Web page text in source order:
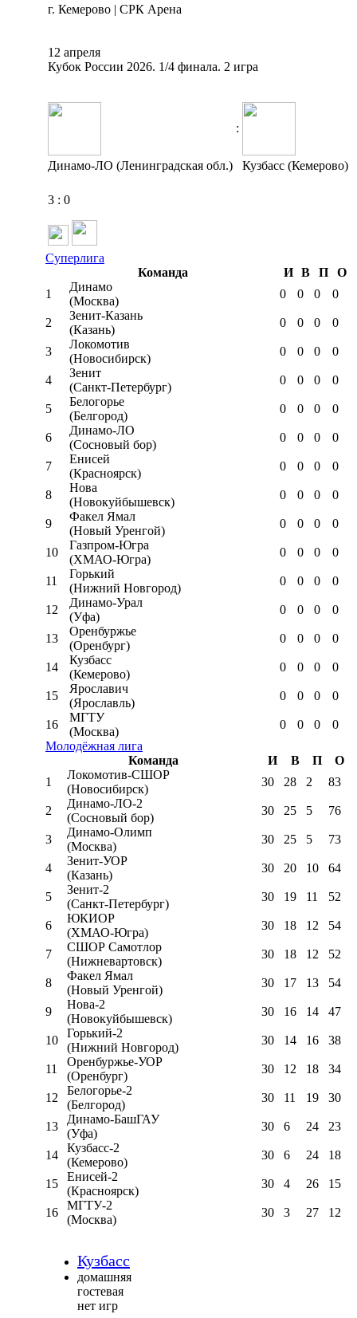
г. Кемерово | СРК Арена
12 апреля
Кубок России 2026. 1/4 финала. 2 игра
:
Динамо-ЛО (Ленинградская обл.) Кузбасс (Кемерово)
3 : 0
Суперлига
Команда
И В П
О
1
Динамо
(Москва)
0 0 0 0
2
Зенит-Казань
(Казань)
0 0 0 0
3
Локомотив
(Новосибирск)
0 0 0 0
4
Зенит
(Санкт-Петербург)
0 0 0 0
5
Белогорье
(Белгород)
0 0 0 0
6
Динамо-ЛО
(Сосновый бор)
0 0 0 0
7
Енисей
(Красноярск)
0 0 0 0
8
Нова
(Новокуйбышевск)
0 0 0 0
9
Факел Ямал
(Новый Уренгой)
0 0 0 0
10
Газпром-Югра
(ХМАО-Югра)
0 0 0 0
11
Горький
(Нижний Новгород)
0 0 0 0
12
Динамо-Урал
(Уфа)
0 0 0 0
13
Оренбуржье
(Оренбург)
0 0 0 0
14
Кузбасс
(Кемерово)
0 0 0 0
15
Ярославич
(Ярославль)
0 0 0 0
16
МГТУ
(Москва)
0 0 0
0
Молодёжная лига
Команда
И В П
О
1
Локомотив-CШОР
(Новосибирск)
30 28 2 83
2
Динамо-ЛО-2
(Сосновый бор)
30 25 5 76
3
Динамо-Олимп
(Москва)
30 25 5 73
4
Зенит-УОР
(Казань)
30 20 10 64
5
Зенит-2
(Санкт-Петербург)
30 19 11 52
6
ЮКИОР
(ХМАО-Югра)
30 18 12 54
7
СШОР Самотлор
(Нижневартовск)
30 18 12 52
8
Факел Ямал
(Новый Уренгой)
30 17 13 54
9
Нова-2
(Новокуйбышевск)
30 16 14 47
10
Горький-2
(Нижний Новгород)
30 14 16 38
11
Оренбуржье-УОР
(Оренбург)
30 12 18 34
12
Белогорье-2
(Белгород)
30 11 19 30
13
Динамо-БашГАУ
(Уфа)
30 6 24 23
14
Кузбасс-2
(Кемерово)
30 6 24 18
15
Енисей-2
(Красноярск)
30 4 26 15
16
МГТУ-2
(Москва)
30 3 27 12
Кузбасс
домашняя
гостевая
нет игр